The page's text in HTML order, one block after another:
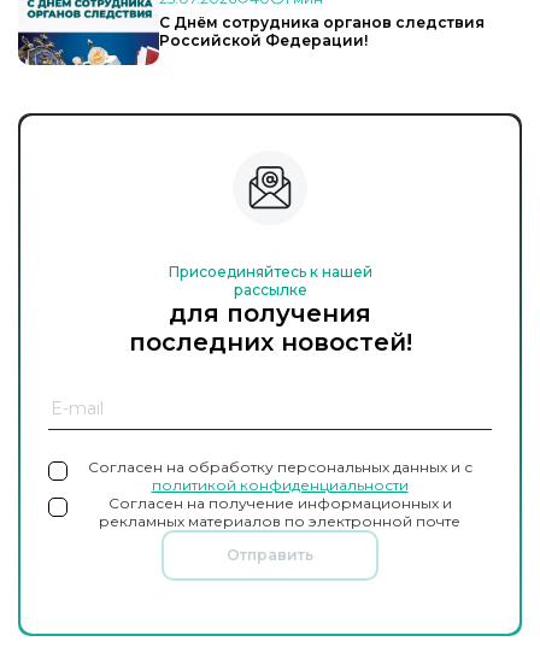
С Днём сотрудника органов следствия
Российской Федерации!
Присоединяйтесь к нашей
рассылке
для получения
последних новостей!
Согласен на обработку персональных данных и с
политикой конфиденциальности
Согласен на получение информационных и
рекламных материалов по электронной почте
Отправить